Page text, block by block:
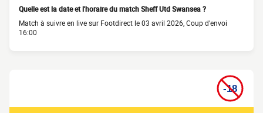
Quelle est la date et l'horaire du match Sheff Utd Swansea ?
Match à suivre en live sur Footdirect le 03 avril 2026, Coup d'envoi
16:00